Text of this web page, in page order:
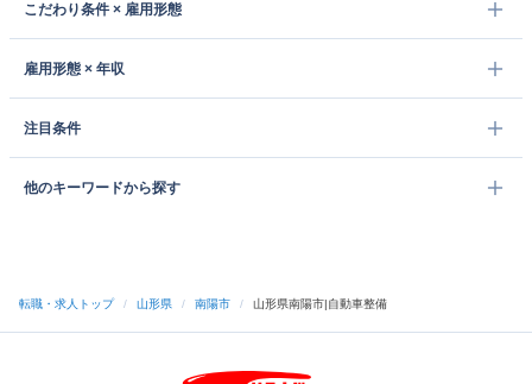
こだわり条件 × 雇用形態
雇用形態 × 年収
注目条件
他のキーワードから探す
転職・求人トップ / 山形県 / 南陽市 / 山形県南陽市|自動車整備